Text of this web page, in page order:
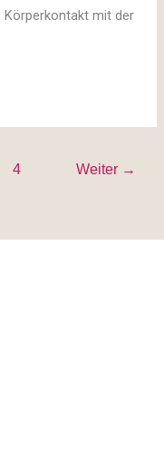
Körperkontakt mit der
4 Weiter →